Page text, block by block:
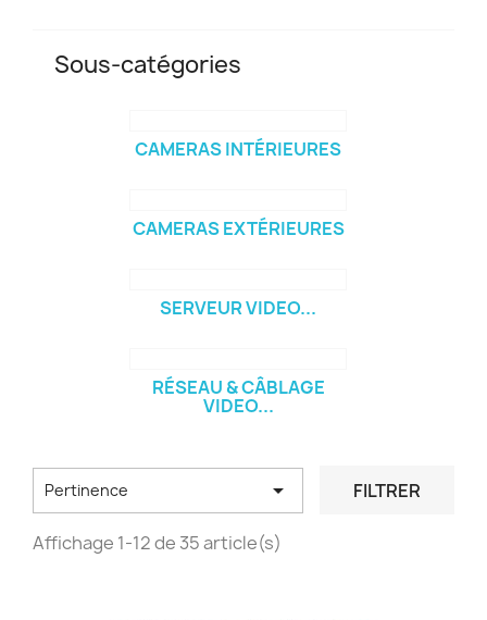
Sous-catégories
CAMERAS INTÉRIEURES
CAMERAS EXTÉRIEURES
SERVEUR VIDEO...
RÉSEAU & CÂBLAGE
VIDEO...
Pertinence  FILTRER
Affichage 1-12 de 35 article(s)